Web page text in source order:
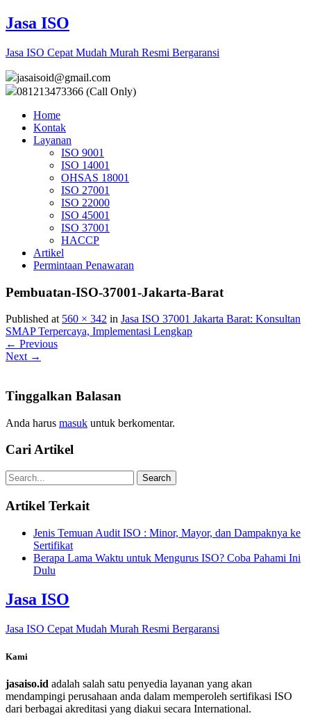
Jasa ISO
Jasa ISO Cepat Mudah Murah Resmi Bergaransi
jasaisoid@gmail.com
081213473366 (Call Only)
Home
Kontak
Layanan
ISO 9001
ISO 14001
OHSAS 18001
ISO 27001
ISO 22000
ISO 45001
ISO 37001
HACCP
Artikel
Permintaan Penawaran
Pembuatan-ISO-37001-Jakarta-Barat
Published at 560 × 342 in Jasa ISO 37001 Jakarta Barat: Konsultan
SMAP Terpercaya, Implementasi Lengkap
← Previous
Next →
Tinggalkan Balasan
Anda harus masuk untuk berkomentar.
Cari Artikel
Artikel Terkait
Jenis Temuan Audit ISO : Minor, Mayor, dan Dampaknya ke
Sertifikat
Berapa Lama Waktu untuk Mengurus ISO? Coba Pahami Ini
Dulu
Jasa ISO
Jasa ISO Cepat Mudah Murah Resmi Bergaransi
Kami
jasaiso.id adalah salah satu penyedia layanan yang akan
mendampingi perusahaan anda dalam memperoleh sertifikasi ISO
dari berbagai akreditasi yang diakui secara International.